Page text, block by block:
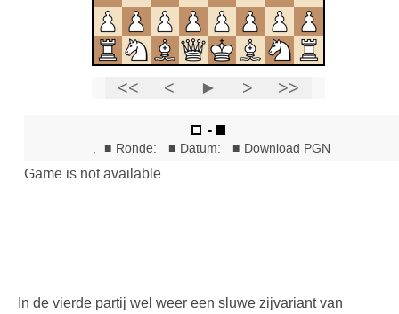
In de vierde partij wel weer een sluwe zijvariant van